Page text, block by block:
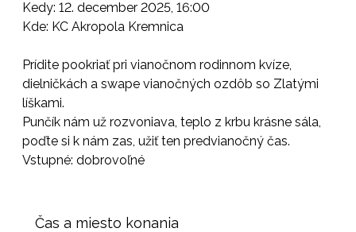
Kedy: 12. december 2025, 16:00
Kde: KC Akropola Kremnica
Prídite pookriať pri vianočnom rodinnom kvíze,
dielničkách a swape vianočných ozdôb so Zlatými
líškami.
Punčík nám už rozvoniava, teplo z krbu krásne sála,
poďte si k nám zas, užiť ten predvianočný čas.
Vstupné: dobrovoľné
Čas a miesto konania